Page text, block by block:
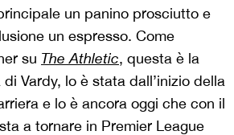
un panino prosciutto e
un espresso. Come
su The Athletic, questa è la
Vardy, lo è stata dall’inizio della
e lo è ancora oggi che con il
a tornare in Premier League